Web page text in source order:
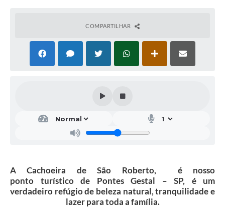
COMPARTILHAR
A Cachoeira de São Roberto, é nosso
ponto turístico de Pontes Gestal – SP, é um
verdadeiro refúgio de beleza natural, tranquilidade e
lazer para toda a família.